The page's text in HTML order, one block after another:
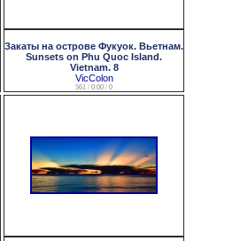
Закаты на острове Фукуок. Вьетнам.
Sunsets on Phu Quoc Island.
Vietnam. 8
VicColon
561 / 0.00 / 0